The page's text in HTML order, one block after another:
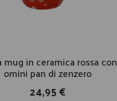
mug in ceramica rossa con
omini pan di zenzero
24,95 €